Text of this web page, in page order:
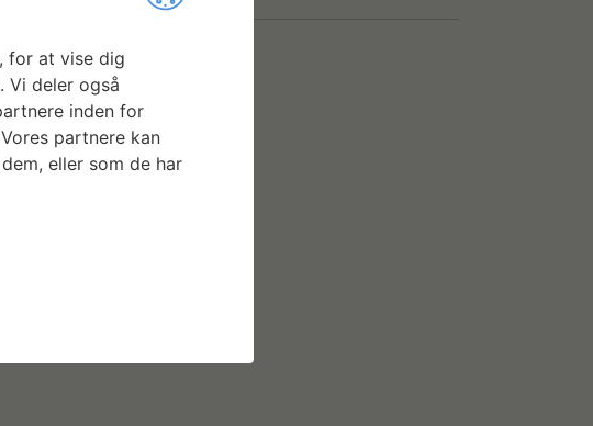
for at vise dig
Vi deler også
inden for
partnere kan
eller som de har